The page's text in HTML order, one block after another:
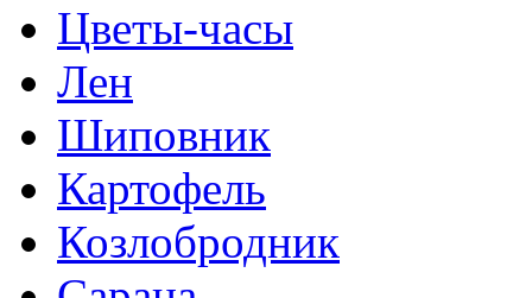
Цветы-часы
Лен
Шиповник
Картофель
Козлобродник